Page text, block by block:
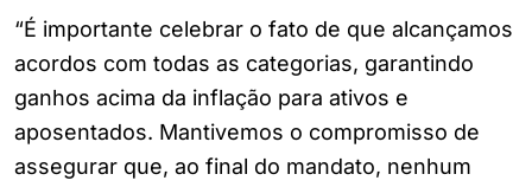
“É importante celebrar o fato de que alcançamos
acordos com todas as categorias, garantindo
ganhos acima da inflação para ativos e
aposentados. Mantivemos o compromisso de
assegurar que, ao final do mandato, nenhum